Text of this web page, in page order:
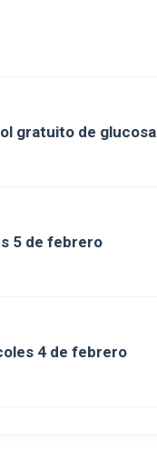
gratuito de glucosa
5 de febrero
4 de febrero